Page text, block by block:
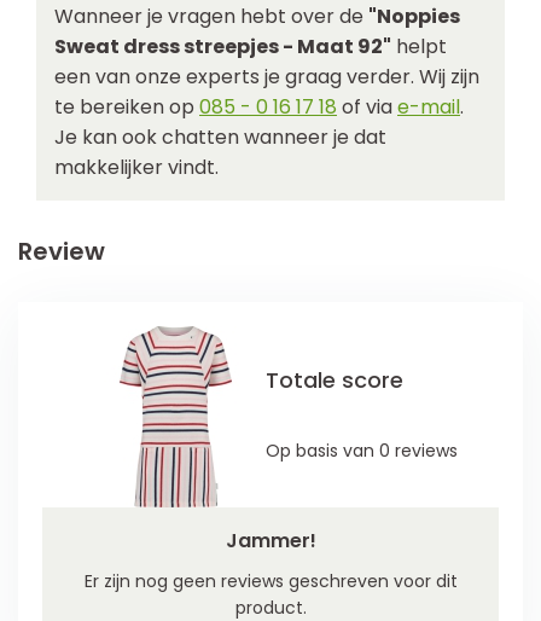
Wanneer je vragen hebt over de "Noppies
Sweat dress streepjes - Maat 92" helpt
een van onze experts je graag verder. Wij zijn
te bereiken op 085 - 0 16 17 18 of viae-mail.
Je kan ook chatten wanneer je dat
makkelijker vindt.
Review
Jammer!
Er zijn nog geen reviews geschreven voor dit
product.
Totale score
Op basis van 0 reviews